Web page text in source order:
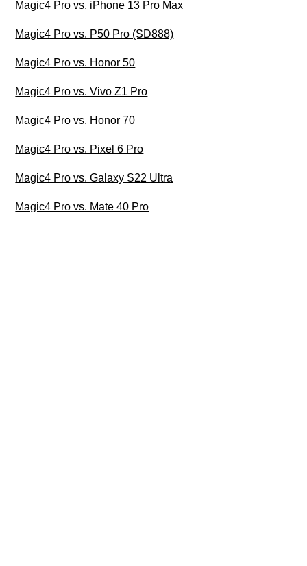
Magic4 Pro vs. iPhone 13 Pro Max
Magic4 Pro vs. P50 Pro (SD888)
Magic4 Pro vs. Honor 50
Magic4 Pro vs. Vivo Z1 Pro
Magic4 Pro vs. Honor 70
Magic4 Pro vs. Pixel 6 Pro
Magic4 Pro vs. Galaxy S22 Ultra
Magic4 Pro vs. Mate 40 Pro